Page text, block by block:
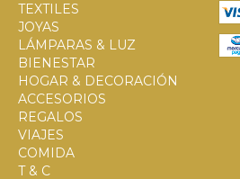
TEXTILES
JOYAS
LÁMPARAS & LUZ
BIENESTAR
HOGAR & DECORACIÓN
ACCESORIOS
REGALOS
VIAJES
COMIDA
T & C